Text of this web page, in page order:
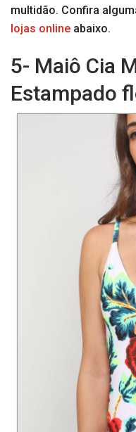
multidão. Confira
lojas online abaixo.
5- Maiô Cia
Estampado